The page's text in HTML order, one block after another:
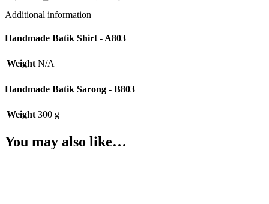
Additional information
Handmade Batik Shirt - A803
Weight N/A
Handmade Batik Sarong - B803
Weight 300 g
You may also like…